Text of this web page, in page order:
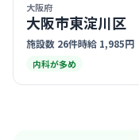
大阪府
大阪市東淀川区
施設数 26件時給 1,985円
内科が多め